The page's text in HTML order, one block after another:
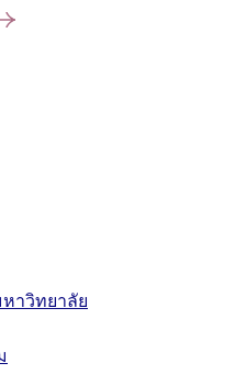
าวิทยาลัย